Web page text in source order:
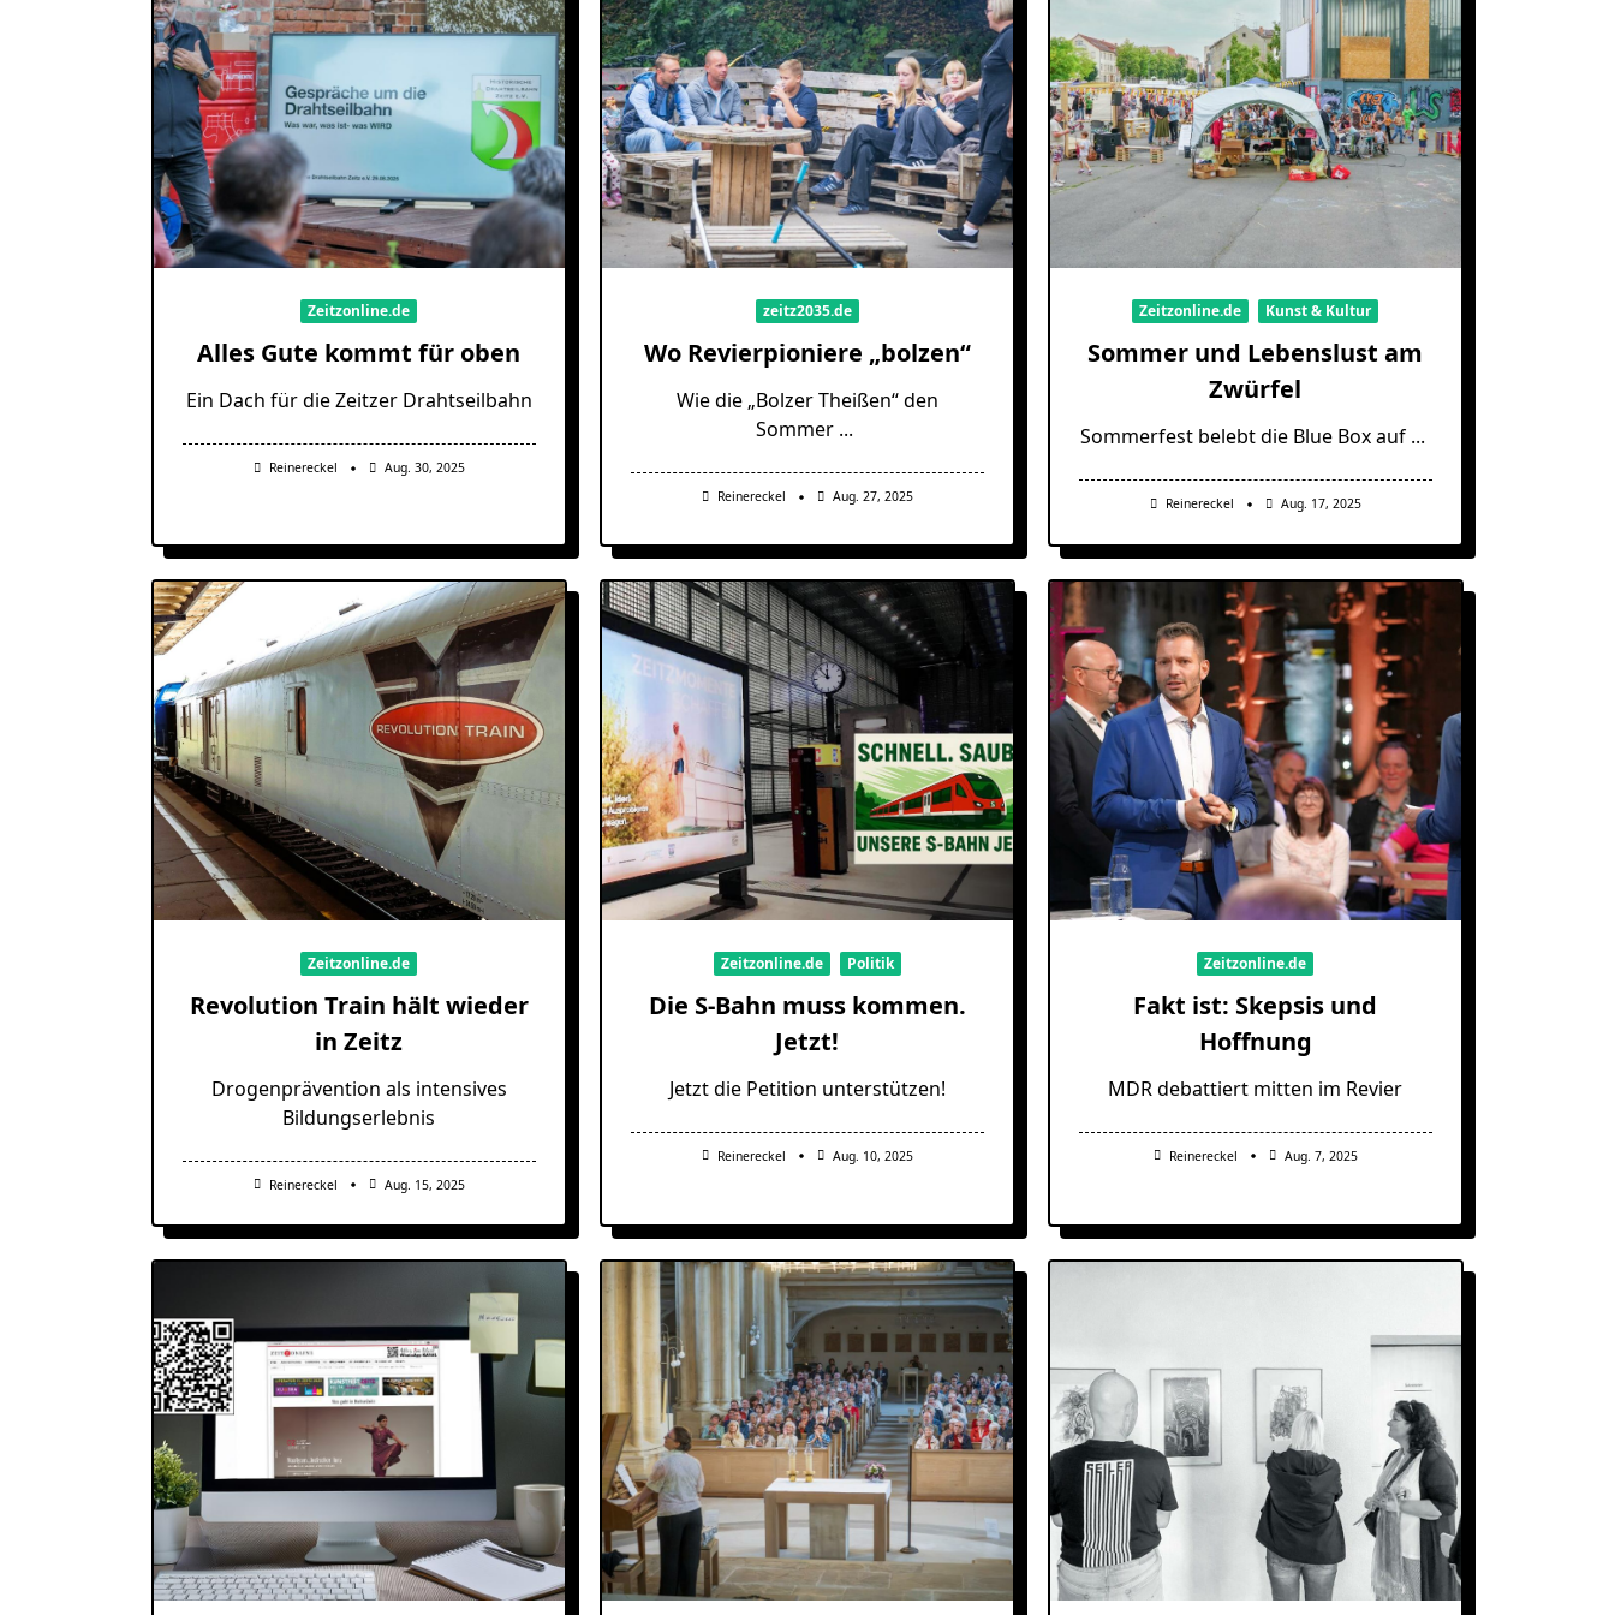
Zeitzonline.de
Alles Gute kommt für oben
Ein Dach für die Zeitzer Drahtseilbahn
Reinereckel Aug. 30, 2025
zeitz2035.de
Wo Revierpioniere „bolzen“
Wie die „Bolzer Theißen“ den
Sommer ...
Reinereckel Aug. 27, 2025
Zeitzonline.de Kunst & Kultur
Sommer und Lebenslust am
Zwürfel
Sommerfest belebt die Blue Box auf ...
Reinereckel Aug. 17, 2025
Zeitzonline.de
Revolution Train hält wieder
in Zeitz
Drogenprävention als intensives
Bildungserlebnis
Reinereckel Aug. 15, 2025
Zeitzonline.de Politik
Die S-Bahn muss kommen.
Jetzt!
Jetzt die Petition unterstützen!
Reinereckel Aug. 10, 2025
Zeitzonline.de
Fakt ist: Skepsis und
Hoffnung
MDR debattiert mitten im Revier
Reinereckel Aug. 7, 2025